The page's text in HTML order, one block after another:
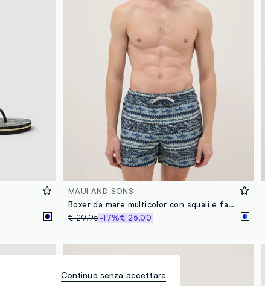
MAUI AND SONS
Boxer da mare multicolor con squali e fantasie geometriche
€ 29,95-17%€ 25,00
Continua senza accettare